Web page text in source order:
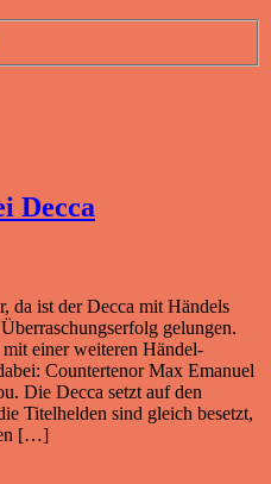
Decca
da ist der Decca mit Händels
gelungen.
mit einer weiteren Händel-
Countertenor Max Emanuel
Die Decca setzt auf den
Titelhelden sind gleich besetzt,
[…]